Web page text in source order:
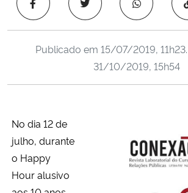
Ministério da Cidadania
Ministério do Meio Ambiente
Ministério do Turismo
Publicado em 15/07/2019, 11h23
31/10/2019, 15h54
No dia 12 de
julho, durante
o Happy
Hour alusivo